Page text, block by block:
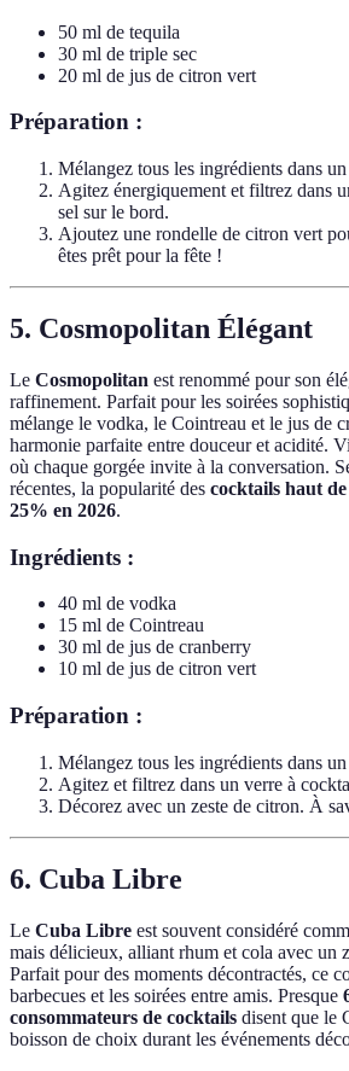
50 ml de tequila
30 ml de triple sec
20 ml de jus de citron vert
Préparation :
Mélangez tous les ingrédients dans
Agitez énergiquement et filtrez dans
sel sur le bord.
Ajoutez une rondelle de citron vert
êtes prêt pour la fête !
5. Cosmopolitan Élégant
Le Cosmopolitan est renommé pour son
raffinement. Parfait pour les soirées
mélange le vodka, le Cointreau et le jus de
harmonie parfaite entre douceur et acidité.
où chaque gorgée invite à la conversation.
récentes, la popularité des cocktails haut
25% en 2026.
Ingrédients :
40 ml de vodka
15 ml de Cointreau
30 ml de jus de cranberry
10 ml de jus de citron vert
Préparation :
Mélangez tous les ingrédients dans
Agitez et filtrez dans un verre à
Décorez avec un zeste de citron. À
6. Cuba Libre
Le Cuba Libre est souvent considéré
mais délicieux, alliant rhum et cola avec un
Parfait pour des moments décontractés, ce
barbecues et les soirées entre amis. Presque
consommateurs de cocktails disent que le
boisson de choix durant les événements